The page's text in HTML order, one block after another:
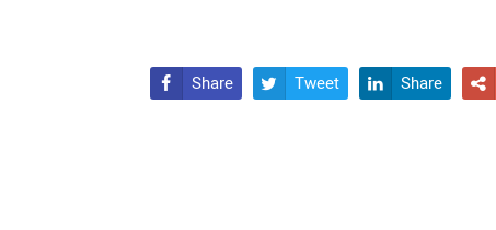
 Share  Tweet  Share 